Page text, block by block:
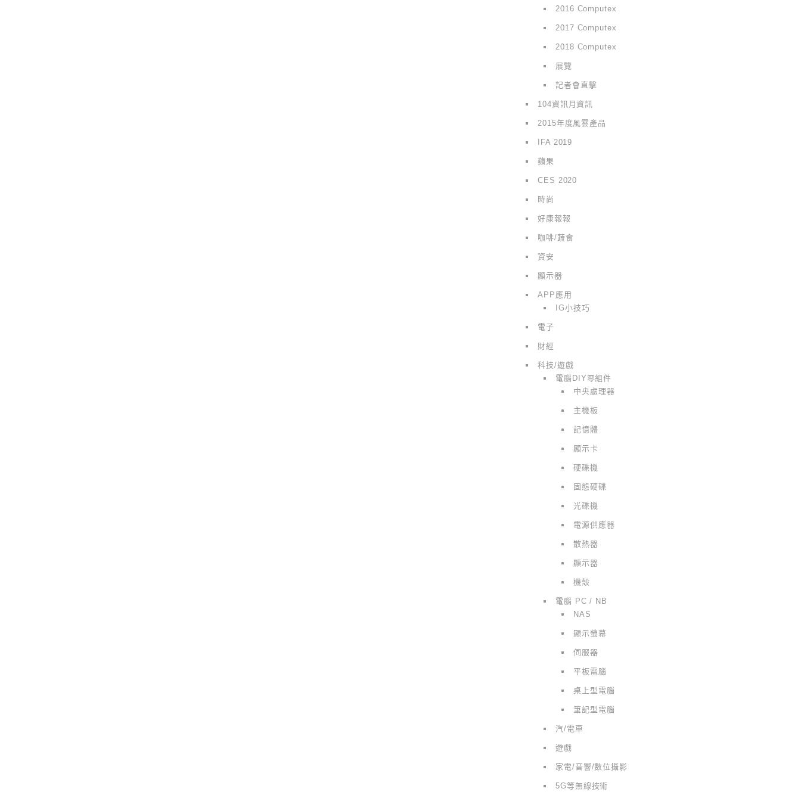
2016 Computex
2017 Computex
2018 Computex
展覽
記者會直擊
104資訊月資訊
2015年度風雲產品
IFA 2019
蘋果
CES 2020
時尚
好康報報
咖啡/蔬食
資安
顯示器
APP應用
IG小技巧
電子
財經
科技/遊戲
電腦DIY零組件
中央處理器
主機板
記憶體
顯示卡
硬碟機
固態硬碟
光碟機
電源供應器
散熱器
顯示器
機殼
電腦 PC / NB
NAS
顯示螢幕
伺服器
平板電腦
桌上型電腦
筆記型電腦
汽/電車
遊戲
家電/音響/數位攝影
5G等無線技術